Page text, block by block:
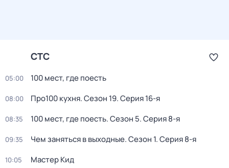
СТС
05:00 100 мест, где поесть
08:00 Про100 кухня. Сезон 19. Серия 16-я
08:35 100 мест, где поесть. Сезон 5. Серия 8-я
09:35 Чем заняться в выходные. Сезон 1. Серия 8-я
10:05 Мастер Кид